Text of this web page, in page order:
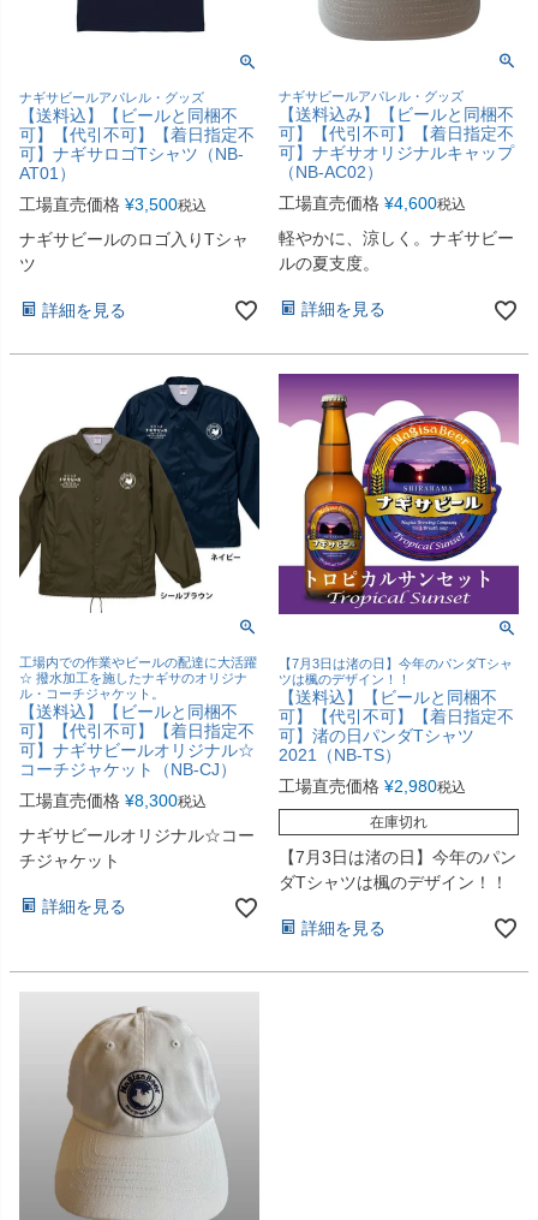
ナギサビールアパレル・グッズ
【送料込】【ビールと同梱不
可】【代引不可】【着日指定不
可】ナギサロゴTシャツ（NB-
AT01）
工場直売価格 ¥3,500税込
ナギサビールのロゴ入りTシャ
ツ
詳細を見る
ナギサビールアパレル・グッズ
【送料込み】【ビールと同梱不
可】【代引不可】【着日指定不
可】ナギサオリジナルキャップ
（NB-AC02）
工場直売価格 ¥4,600税込
軽やかに、涼しく。ナギサビー
ルの夏支度。
詳細を見る
工場内での作業やビールの配達に大活躍
☆ 撥水加工を施したナギサのオリジナ
ル・コーチジャケット。
【送料込】【ビールと同梱不
可】【代引不可】【着日指定不
可】ナギサビールオリジナル☆
コーチジャケット（NB-CJ）
工場直売価格 ¥8,300税込
ナギサビールオリジナル☆コー
チジャケット
詳細を見る
【7月3日は渚の日】今年のパンダTシャ
ツは楓のデザイン！！
【送料込】【ビールと同梱不
可】【代引不可】【着日指定不
可】渚の日パンダTシャツ
2021（NB-TS）
工場直売価格 ¥2,980税込
在庫切れ
【7月3日は渚の日】今年のパン
ダTシャツは楓のデザイン！！
詳細を見る